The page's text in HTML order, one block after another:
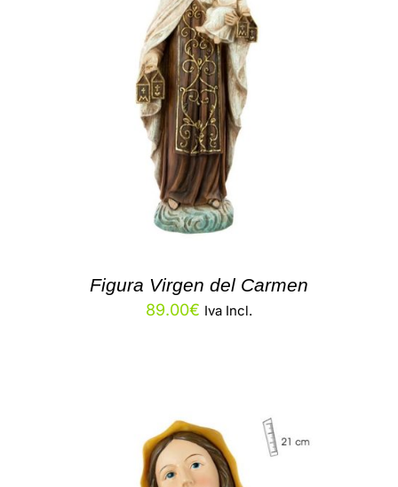
Figura Virgen del Carmen
89.00€ Iva Incl.